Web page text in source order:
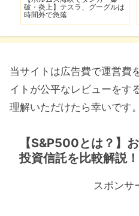
破・炎上】テスラ、グーグルは
時間外で急落
当サイトは広告費で運営費
イトが公平なレビューをす
理解いただけたら幸いです。
【S&P500とは？】
投資信託を比較解説！
スポンサ